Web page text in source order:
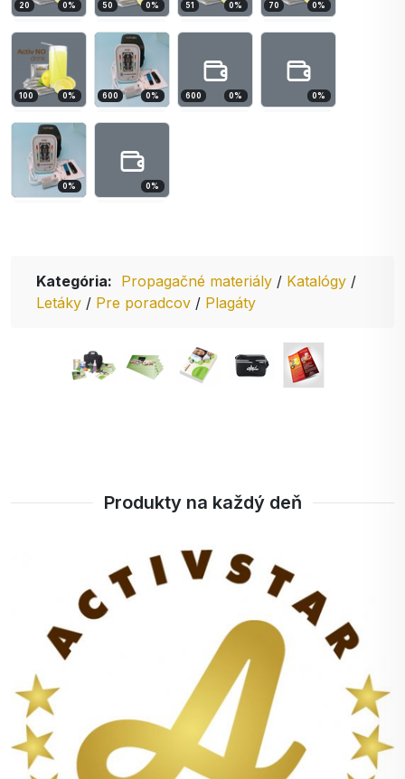
20 0% 50 0% 51 0% 70 0%
100 0% 600 0% 600 0% 0%
0% 0%
Kategória: Propagačné materiály / Katalógy /
Letáky / Pre poradcov / Plagáty
Produkty na každý deň